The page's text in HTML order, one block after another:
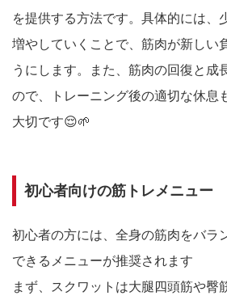
を提供する方法です。具体的には、
増やしていくことで、筋肉が新しい
うにします。また、筋肉の回復と成
ので、トレーニング後の適切な休息
大切です😌🌱
初心者向けの筋トレメニュー
初心者の方には、全身の筋肉をバラ
できるメニューが推奨されます
まず、スクワットは大腿四頭筋や臀